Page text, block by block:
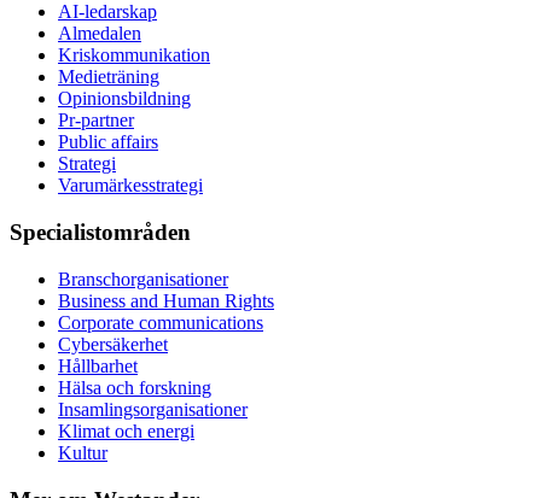
AI-ledarskap
Almedalen
Kris­kommunikation
Medieträning
Opinionsbildning
Pr-partner
Public affairs
Strategi
Varumärkesstrategi
Specialistområden
Branschorganisationer
Business and Human Rights
Corporate communications
Cybersäkerhet
Hållbarhet
Hälsa och forskning
Insamlingsorganisationer
Klimat och energi
Kultur